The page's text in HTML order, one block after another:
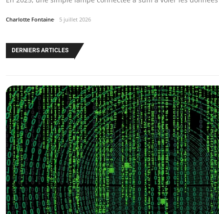
Charlotte Fontaine 5 juillet 2026
DERNIERS ARTICLES